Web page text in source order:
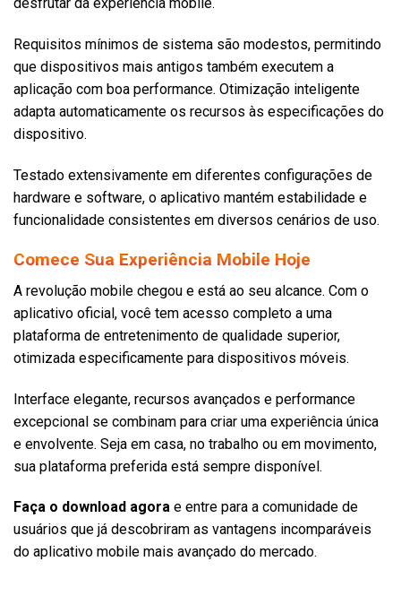
Requisitos mínimos de sistema são modestos, permitindo
que dispositivos mais antigos também executem a
aplicação com boa performance. Otimização inteligente
adapta automaticamente os recursos às especificações do
dispositivo.
Testado extensivamente em diferentes configurações de
hardware e software, o aplicativo mantém estabilidade e
funcionalidade consistentes em diversos cenários de uso.
Comece Sua Experiência Mobile Hoje
A revolução mobile chegou e está ao seu alcance. Com o
aplicativo oficial, você tem acesso completo a uma
plataforma de entretenimento de qualidade superior,
otimizada especificamente para dispositivos móveis.
Interface elegante, recursos avançados e performance
excepcional se combinam para criar uma experiência única
e envolvente. Seja em casa, no trabalho ou em movimento,
sua plataforma preferida está sempre disponível.
Faça o download agora e entre para a comunidade de
usuários que já descobriram as vantagens incomparáveis
do aplicativo mobile mais avançado do mercado.